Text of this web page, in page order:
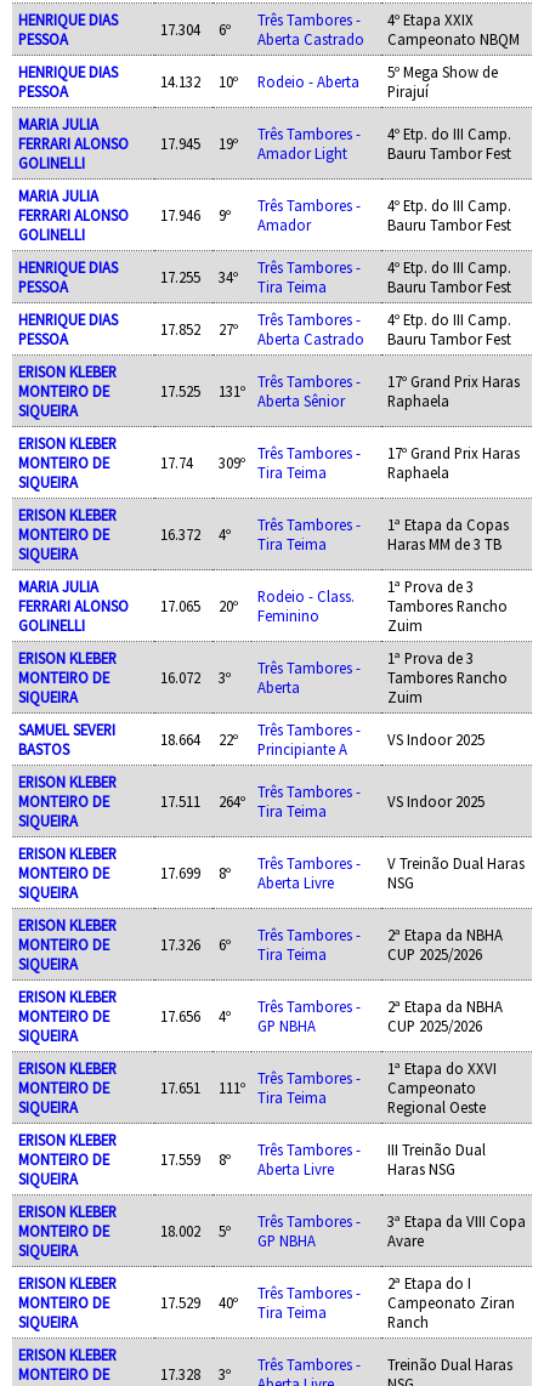
HENRIQUE DIAS
PESSOA
17.304 6º
Três Tambores -
Aberta Castrado
4º Etapa XXIX
Campeonato NBQM
HENRIQUE DIAS
PESSOA
14.132 10º Rodeio - Aberta
5º Mega Show de
Pirajuí
MARIA JULIA
FERRARI ALONSO
GOLINELLI
17.945 19º
Três Tambores -
Amador Light
4º Etp. do III Camp.
Bauru Tambor Fest
MARIA JULIA
FERRARI ALONSO
GOLINELLI
17.946 9º
Três Tambores -
Amador
4º Etp. do III Camp.
Bauru Tambor Fest
HENRIQUE DIAS
PESSOA
17.255 34º
Três Tambores -
Tira Teima
4º Etp. do III Camp.
Bauru Tambor Fest
HENRIQUE DIAS
PESSOA
17.852 27º
Três Tambores -
Aberta Castrado
4º Etp. do III Camp.
Bauru Tambor Fest
ERISON KLEBER
MONTEIRO DE
SIQUEIRA
17.525 131º
Três Tambores -
Aberta Sênior
17º Grand Prix Haras
Raphaela
ERISON KLEBER
MONTEIRO DE
SIQUEIRA
17.74 309º
Três Tambores -
Tira Teima
17º Grand Prix Haras
Raphaela
ERISON KLEBER
MONTEIRO DE
SIQUEIRA
16.372 4º
Três Tambores -
Tira Teima
1ª Etapa da Copas
Haras MM de 3 TB
MARIA JULIA
FERRARI ALONSO
GOLINELLI
17.065 20º
Rodeio - Class.
Feminino
1ª Prova de 3
Tambores Rancho
Zuim
ERISON KLEBER
MONTEIRO DE
SIQUEIRA
16.072 3º
Três Tambores -
Aberta
1ª Prova de 3
Tambores Rancho
Zuim
SAMUEL SEVERI
BASTOS
18.664 22º
Três Tambores -
Principiante A
VS Indoor 2025
ERISON KLEBER
MONTEIRO DE
SIQUEIRA
17.511 264º
Três Tambores -
Tira Teima
VS Indoor 2025
ERISON KLEBER
MONTEIRO DE
SIQUEIRA
17.699 8º
Três Tambores -
Aberta Livre
V Treinão Dual Haras
NSG
ERISON KLEBER
MONTEIRO DE
SIQUEIRA
17.326 6º
Três Tambores -
Tira Teima
2ª Etapa da NBHA
CUP 2025/2026
ERISON KLEBER
MONTEIRO DE
SIQUEIRA
17.656 4º
Três Tambores -
GP NBHA
2ª Etapa da NBHA
CUP 2025/2026
ERISON KLEBER
MONTEIRO DE
SIQUEIRA
17.651 111º
Três Tambores -
Tira Teima
1ª Etapa do XXVI
Campeonato
Regional Oeste
ERISON KLEBER
MONTEIRO DE
SIQUEIRA
17.559 8º
Três Tambores -
Aberta Livre
III Treinão Dual
Haras NSG
ERISON KLEBER
MONTEIRO DE
SIQUEIRA
18.002 5º
Três Tambores -
GP NBHA
3ª Etapa da VIII Copa
Avare
ERISON KLEBER
MONTEIRO DE
SIQUEIRA
17.529 40º
Três Tambores -
Tira Teima
2ª Etapa do I
Campeonato Ziran
Ranch
ERISON KLEBER
MONTEIRO DE
17.328 3º
Três Tambores -
Treinão Dual Haras